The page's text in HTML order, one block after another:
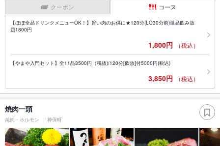
クーポン コース
【ほぼ全品ドリンクメニューOK！】旨い肉のお供に★120分(LO30分前)単品飲み放
題1800円
1,800円 （税込）
【やまや入門セット】全11品3500円（税抜)/120分[飲放]付5000円(税込)
3,850円 （税込）
焼肉一頭
焼肉・ホルモン 神保町